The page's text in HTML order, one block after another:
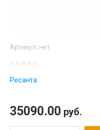
Артикул: нет
Ресанта
35090.00 руб.